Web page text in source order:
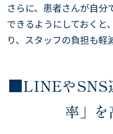
さらに、患者さんが自
できるようにしておくと
り、スタッフの負担も軽
■LINEやSNS
率」を